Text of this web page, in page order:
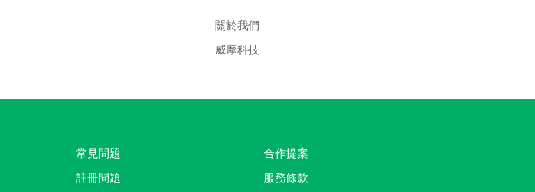
關於我們
威摩科技
常見問題
註冊問題
合作提案
服務條款